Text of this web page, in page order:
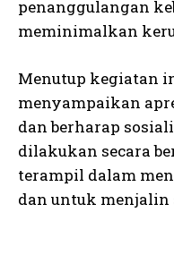
penanggulangan
meminimalkan
Menutup kegiatan
menyampaikan
dan berharap
dilakukan secara
terampil dalam
dan untuk menjalin